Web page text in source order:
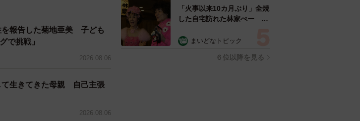
を報告した菊地亜美 子ども
で挑戦」
2026.08.06
て生きてきた母親 自己主張
2026.08.06
「火事以来10カ月ぶり」全焼
した自宅訪れた林家ぺー 内
ン状態の部屋に呆然
まいどなトピック
６位以降を見る